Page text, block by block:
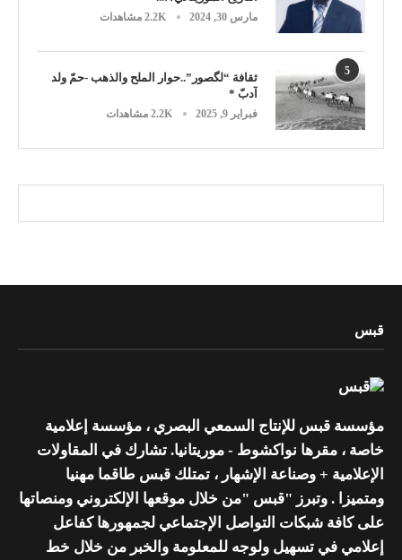
مارس 30, 2024 2.2K مشاهدات
5
ثقافة “لگصور”..حوار الملح والذهب -حمّ ولد
آدبّ *
فبراير 9, 2025 2.2K مشاهدات
قبس
مؤسسة قبس للإنتاج السمعي البصري ، مؤسسة إعلامية
خاصة ، مقرها نواكشوط - موريتانيا. تشارك في المقاولات
الإعلامية + وصناعة الإشهار ، تمتلك قبس طاقما مهنيا
ومتميزا . وتبرز "قبس "من خلال موقعها الإلكتروني ومنصاتها
على كافة شبكات التواصل الإجتماعي لجمهورها كفاعل
إعلامي في تسهيل ولوجه للمعلومة والخبر من خلال خط